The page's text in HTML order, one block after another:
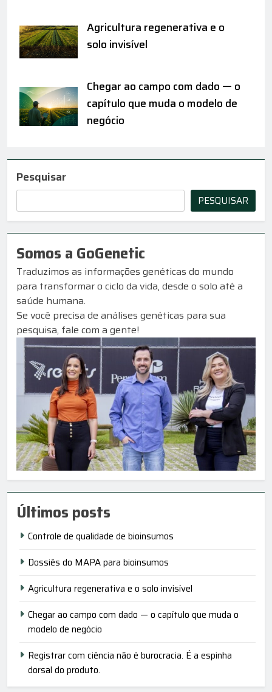
Agricultura regenerativa e o
solo invisível
Chegar ao campo com dado — o
capítulo que muda o modelo de
negócio
Pesquisar
PESQUISAR
Somos a GoGenetic
Traduzimos as informações genéticas do mundo
para transformar o ciclo da vida, desde o solo até a
saúde humana.
Se você precisa de análises genéticas para sua
pesquisa, fale com a gente!
Últimos posts
Controle de qualidade de bioinsumos
Dossiês do MAPA para bioinsumos
Agricultura regenerativa e o solo invisível
Chegar ao campo com dado — o capítulo que muda o
modelo de negócio
Registrar com ciência não é burocracia. É a espinha
dorsal do produto.